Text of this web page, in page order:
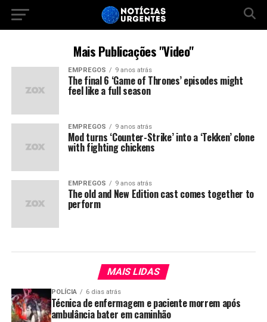
Mais Publicações "Video"
EMPREGOS 9 anos atrás
The final 6 ‘Game of Thrones’ episodes might
feel like a full season
EMPREGOS 9 anos atrás
Mod turns ‘Counter-Strike’ into a ‘Tekken’ clone
with fighting chickens
EMPREGOS 9 anos atrás
The old and New Edition cast comes together to
perform
MAIS LIDAS
POLÍCIA 6 dias atrás
Técnica de enfermagem e paciente morrem após
ambulância bater em caminhão